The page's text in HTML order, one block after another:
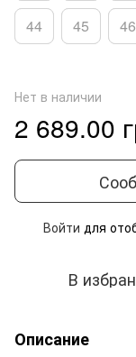
44 45 46
Нет в наличии
2 689.00
Войти для
В
Описание